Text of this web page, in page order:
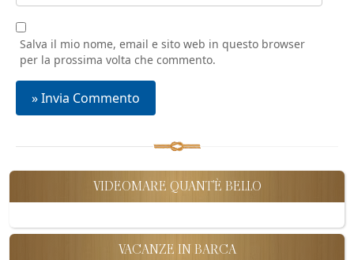
Salva il mio nome, email e sito web in questo browser
per la prossima volta che commento.
VIDEOMARE QUANT'È BELLO
VACANZE IN BARCA